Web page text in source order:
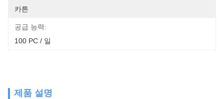
카튼
공급 능력:
100 PC / 일
제품 설명